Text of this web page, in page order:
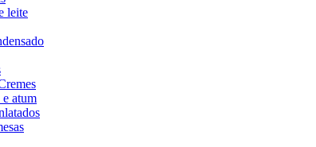
leite
e atum